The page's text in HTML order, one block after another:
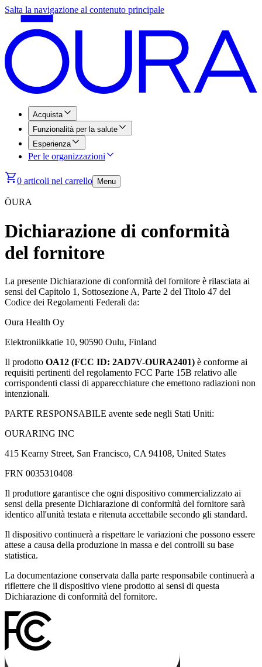
Salta la navigazione al contenuto principale
Acquista
Funzionalità per la salute
Esperienza
Per le organizzazioni
0 articoli nel carrello Menu
ŌURA
Dichiarazione di conformità
del fornitore
La presente Dichiarazione di conformità del fornitore è rilasciata ai
sensi del Capitolo 1, Sottosezione A, Parte 2 del Titolo 47 del
Codice dei Regolamenti Federali da:
Oura Health Oy
Elektroniikkatie 10, 90590 Oulu, Finland
Il prodotto OA12 (FCC ID: 2AD7V-OURA2401) è conforme ai
requisiti pertinenti del regolamento FCC Parte 15B relativo alle
corrispondenti classi di apparecchiature che emettono radiazioni non
intenzionali.
PARTE RESPONSABILE avente sede negli Stati Uniti:
OURARING INC
415 Kearny Street, San Francisco, CA 94108, United States
FRN 0035310408
Il produttore garantisce che ogni dispositivo commercializzato ai
sensi della presente Dichiarazione di conformità del fornitore sarà
identico all'unità testata e ritenuta accettabile secondo gli standard.
Il dispositivo continuerà a rispettare le variazioni che possono essere
attese a causa della produzione in massa e dei controlli su base
statistica.
La documentazione conservata dalla parte responsabile continuerà a
riflettere che il dispositivo viene prodotto ai sensi di questa
Dichiarazione di conformità del fornitore.